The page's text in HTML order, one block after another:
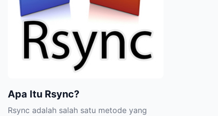
Apa Itu Rsync?
Rsync adalah salah satu metode yang